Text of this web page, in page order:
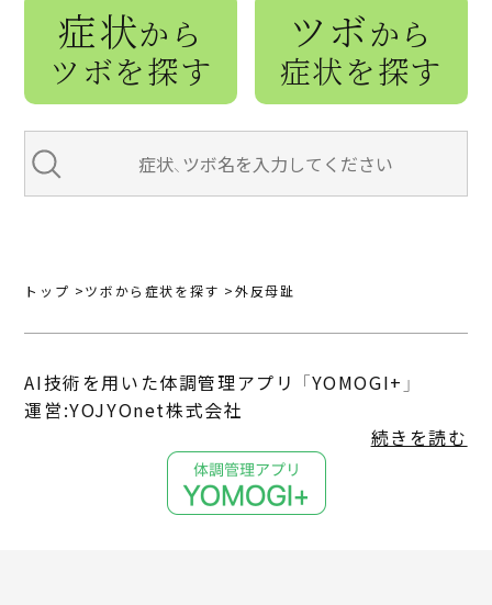
症状から
ツボを探す
ツボから
症状を探す
トップ ツボから症状を探す 外反母趾
AI技術を用いた体調管理アプリ 「YOMOGI+」
運営:YOJYOnet株式会社
続きを読む